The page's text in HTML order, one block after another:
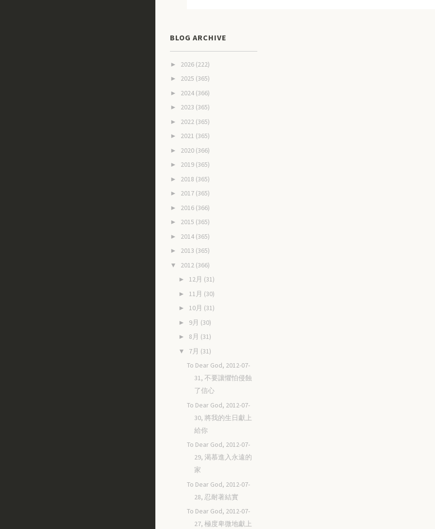
BLOG ARCHIVE
► 2026 (222)
► 2025 (365)
► 2024 (366)
► 2023 (365)
► 2022 (365)
► 2021 (365)
► 2020 (366)
► 2019 (365)
► 2018 (365)
► 2017 (365)
► 2016 (366)
► 2015 (365)
► 2014 (365)
► 2013 (365)
▼ 2012 (366)
► 12月 (31)
► 11月 (30)
► 10月 (31)
► 9月 (30)
► 8月 (31)
▼ 7月 (31)
To Dear God, 2012-07-
31, 不要讓懼怕侵蝕
了信心
To Dear God, 2012-07-
30, 將我的生日獻上
給你
To Dear God, 2012-07-
29, 渴慕進入永遠的
家
To Dear God, 2012-07-
28, 忍耐著結實
To Dear God, 2012-07-
27, 極度卑微地獻上